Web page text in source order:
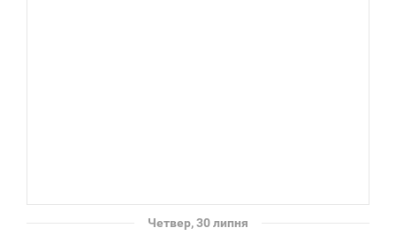
Четвер, 30 липня